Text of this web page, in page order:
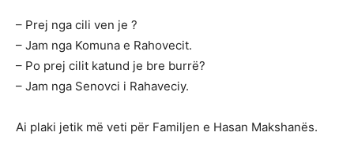
– Prej nga cili ven je ?
– Jam nga Komuna e Rahovecit.
– Po prej cilit katund je bre burrë?
– Jam nga Senovci i Rahaveciy.
Ai plaki jetik më veti për Familjen e Hasan Makshanës.